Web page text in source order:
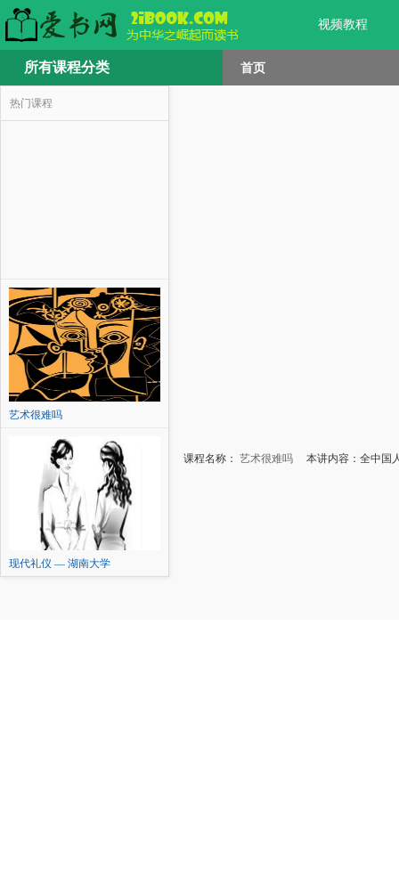
视频教程
所有课程分类 首页
热门课程
艺术很难吗
现代礼仪 — 湖南大学
课程名称： 艺术很难吗 本讲内容：全中国